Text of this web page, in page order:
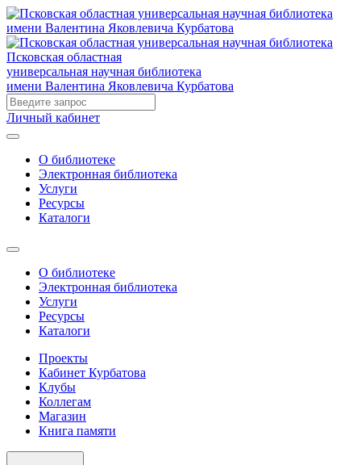
Псковская областная
универсальная научная библиотека
имени Валентина Яковлевича Курбатова
Личный кабинет
О библиотеке
Электронная библиотека
Услуги
Ресурсы
Каталоги
О библиотеке
Электронная библиотека
Услуги
Ресурсы
Каталоги
Проекты
Кабинет Курбатова
Клубы
Коллегам
Магазин
Книга памяти